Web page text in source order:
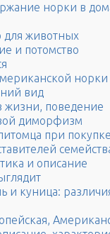
норки в
для животных
и потомство
норки
вид
жизни, поведение
диморфизм
при покупке
и описание
и куница: